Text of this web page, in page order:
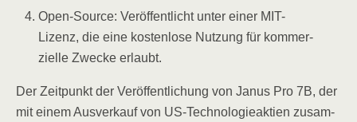
Open-Source: Ver­öf­fent­licht unter einer MIT-
Lizenz, die eine kos­ten­lo­se Nut­zung für kom­mer­
zi­el­le Zwe­cke erlaubt.
Der Zeit­punkt der Ver­öf­fent­li­chung von Janus Pro 7B, der
mit einem Aus­ver­kauf von US-Tech­no­lo­gie­ak­ti­en zusam­